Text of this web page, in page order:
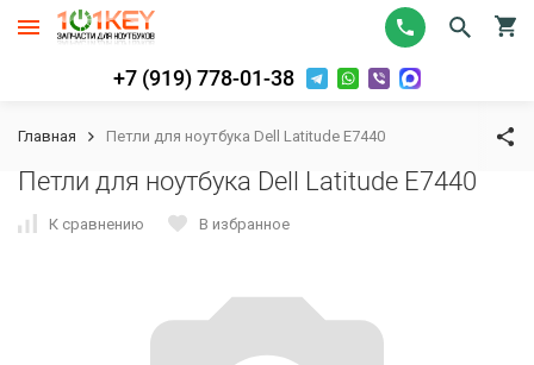
+7 (919) 778-01-38
Главная Петли для ноутбука Dell Latitude E7440
Петли для ноутбука Dell Latitude E7440
К сравнению В избранное